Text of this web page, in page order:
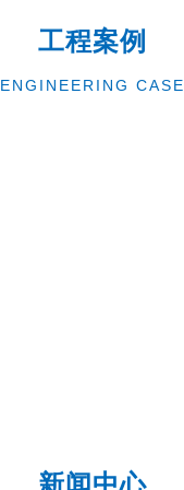
工程案例
ENGINEERING CASE
新闻中心